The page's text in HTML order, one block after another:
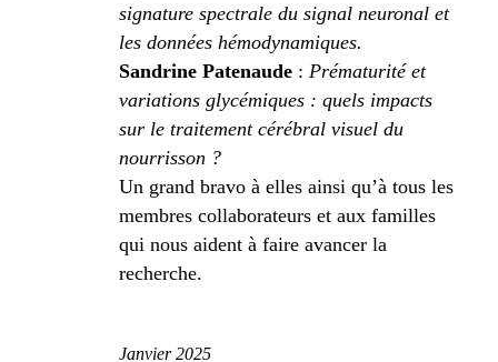
signature spectrale du signal neuronal et
les données hémodynamiques.
Sandrine Patenaude : Prématurité et
variations glycémiques : quels impacts
sur le traitement cérébral visuel du
nourrisson ?
Un grand bravo à elles ainsi qu’à tous les
membres collaborateurs et aux familles
qui nous aident à faire avancer la
recherche.
Janvier 2025